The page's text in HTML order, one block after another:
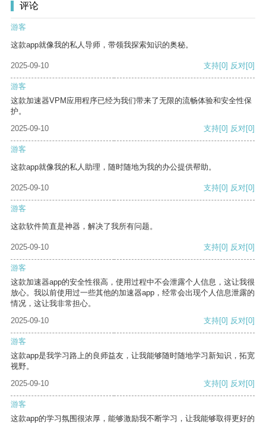
评论
游客
这款app就像我的私人导师，带领我探索知识的奥秘。
2025-09-10 支持[0] 反对[0]
游客
这款加速器VPM应用程序已经为我们带来了无限的流畅体验和安全性保
护。
2025-09-10
支持[0] 反对[0]
游客
这款app就像我的私人助理，随时随地为我的办公提供帮助。
2025-09-10 支持[0] 反对[0]
游客
这款软件简直是神器，解决了我所有问题。
2025-09-10 支持[0] 反对[0]
游客
这款加速器app的安全性很高，使用过程中不会泄露个人信息，这让我很
放心。我以前使用过一些其他的加速器app，经常会出现个人信息泄露的
情况，这让我非常担心。
2025-09-10
支持[0] 反对[0]
游客
这款app是我学习路上的良师益友，让我能够随时随地学习新知识，拓宽
视野。
2025-09-10
支持[0] 反对[0]
游客
这款app的学习氛围很浓厚，能够激励我不断学习，让我能够取得更好的